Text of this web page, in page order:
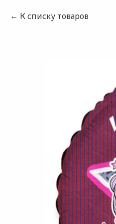
К списку товаров